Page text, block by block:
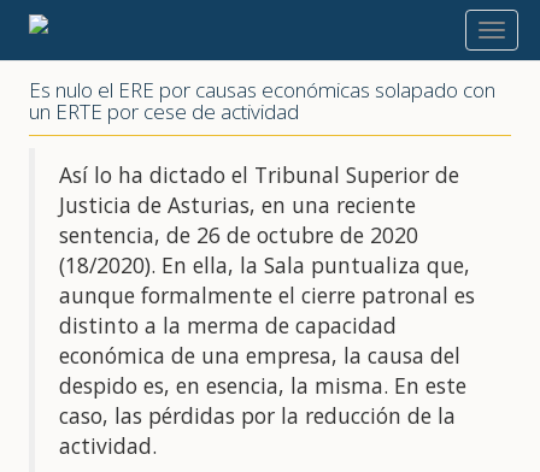
2020
Es nulo el ERE por causas económicas solapado con
un ERTE por cese de actividad
Así lo ha dictado el Tribunal Superior de
Justicia de Asturias, en una reciente
sentencia, de 26 de octubre de 2020
(18/2020). En ella, la Sala puntualiza que,
aunque formalmente el cierre patronal es
distinto a la merma de capacidad
económica de una empresa, la causa del
despido es, en esencia, la misma. En este
caso, las pérdidas por la reducción de la
actividad.